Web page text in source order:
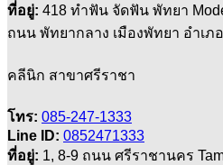
ที่อยู่: 418 ทำฟัน จัดฟัน พัทยา
ถนน พัทยากลาง เมืองพัทยา อำเภ
คลีนิก สาขาศรีราชา
โทร: 085-247-1333
Line ID: 0852471333
ที่อยู่: 1, 8-9 ถนน ศรีราชานคร